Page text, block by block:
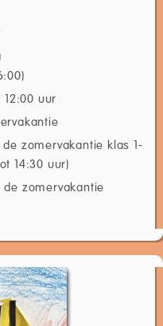
uur
zomervakantie klas 1-
14:30 uur)
zomervakantie